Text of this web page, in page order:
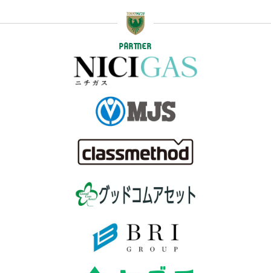
PARTNER